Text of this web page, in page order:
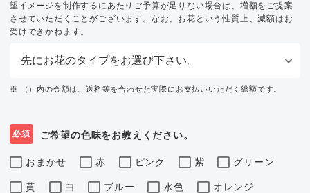
望イメージを制作するにあたりご予算が足りない場合は、増額をご提案
させていただくことがございます。なお、お花という性質上、減額はお
受けできかねます。
※ （）内の金額は、送料等を合わせた実際にお支払いいただく総額です。
必須 ご希望の色味をお教えください。
おまかせ 赤 ピンク 紫 グリーン
黄 白 ブルー 水色 オレンジ